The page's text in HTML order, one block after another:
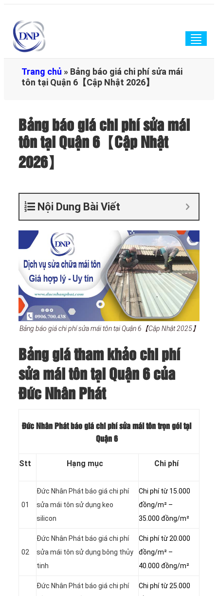
Trang chủ » Bảng báo giá chi phí sửa mái
tôn tại Quận 6【Cập Nhật 2026】
Bảng báo giá chi phí sửa mái
tôn tại Quận 6【Cập Nhật
2026】
Nội Dung Bài Viết
Bảng báo giá chi phí sửa mái tôn tại Quận 6【Cập Nhật 2025】
Bảng giá tham khảo chi phí
sửa mái tôn tại Quận 6 của
Đức Nhân Phát
Đức Nhân Phát báo giá chi phí sửa mái tôn trọn gói tại
Quận 6
Stt Hạng mục Chi phí
01
Đức Nhân Phát báo giá chi phí
sửa mái tôn sử dụng keo
silicon
Chi phí từ 15.000
đồng/m² –
35.000 đồng/m²
02
Đức Nhân Phát báo giá chi phí
sửa mái tôn sử dụng bông thủy
tinh
Chi phí từ 20.000
đồng/m² –
40.000 đồng/m²
Đức Nhân Phát báo giá chi phí
Chi phí từ 25.000